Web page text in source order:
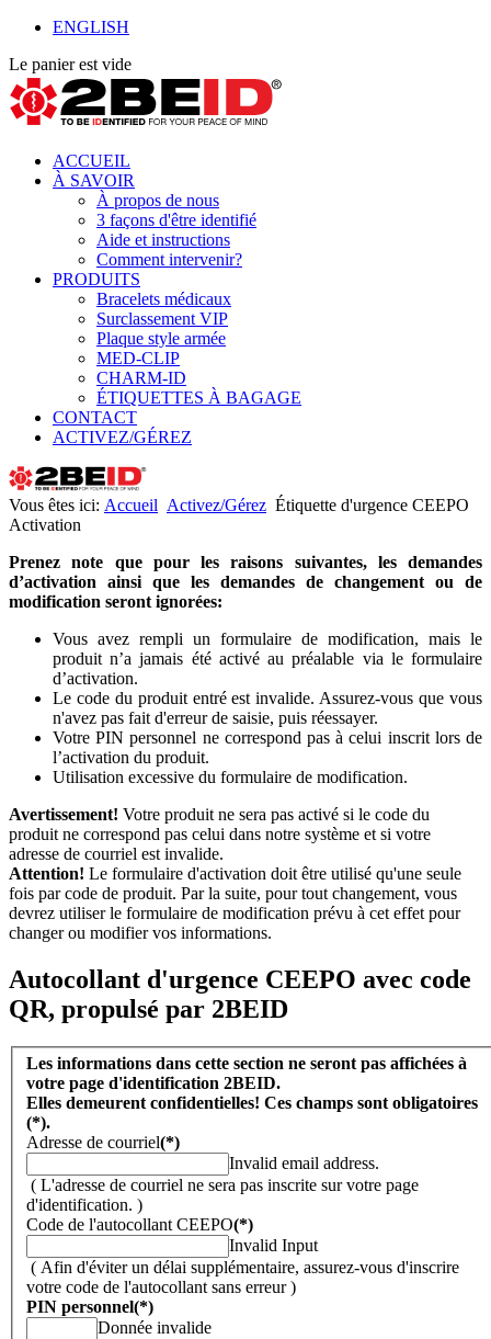
ENGLISH
Le panier est vide
ACCUEIL
À SAVOIR
À propos de nous
3 façons d'être identifié
Aide et instructions
Comment intervenir?
PRODUITS
Bracelets médicaux
Surclassement VIP
Plaque style armée
MED-CLIP
CHARM-ID
ÉTIQUETTES À BAGAGE
CONTACT
ACTIVEZ/GÉREZ
Vous êtes ici: Accueil Activez/Gérez Étiquette d'urgence CEEPO
Activation
Prenez note que pour les raisons suivantes, les demandes
d’activation ainsi que les demandes de changement ou de
modification seront ignorées:
Vous avez rempli un formulaire de modification, mais le
produit n’a jamais été activé au préalable via le formulaire
d’activation.
Le code du produit entré est invalide. Assurez-vous que vous
n'avez pas fait d'erreur de saisie, puis réessayer.
Votre PIN personnel ne correspond pas à celui inscrit lors de
l’activation du produit.
Utilisation excessive du formulaire de modification.
Avertissement! Votre produit ne sera pas activé si le code du
produit ne correspond pas celui dans notre système et si votre
adresse de courriel est invalide.
Attention! Le formulaire d'activation doit être utilisé qu'une seule
fois par code de produit. Par la suite, pour tout changement, vous
devrez utiliser le formulaire de modification prévu à cet effet pour
changer ou modifier vos informations.
Autocollant d'urgence CEEPO avec code
QR, propulsé par 2BEID
Les informations dans cette section ne seront pas affichées à
votre page d'identification 2BEID.
Elles demeurent confidentielles! Ces champs sont obligatoires
(*).
Adresse de courriel(*)
Invalid email address.
( L'adresse de courriel ne sera pas inscrite sur votre page
d'identification. )
Code de l'autocollant CEEPO(*)
Invalid Input
( Afin d'éviter un délai supplémentaire, assurez-vous d'inscrire
votre code de l'autocollant sans erreur )
PIN personnel(*)
Donnée invalide